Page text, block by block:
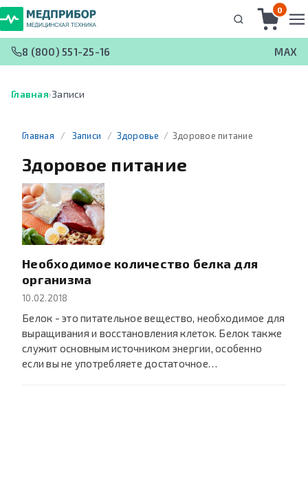
0
8 (800) 551-25-16 MAX
Главная›Записи
Главная / Записи / Здоровье / Здоровое питание
Здоровое питание
Необходимое количество белка для
организма
10.02.2018
Белок - это питательное вещество, необходимое для
выращивания и восстановления клеток. Белок также
служит основным источником энергии, особенно
если вы не употребляете достаточное…